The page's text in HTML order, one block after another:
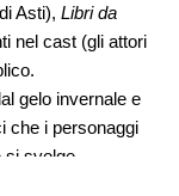
Asti), Libri da
nel cast (gli attori
gelo invernale e
che i personaggi
si svolge